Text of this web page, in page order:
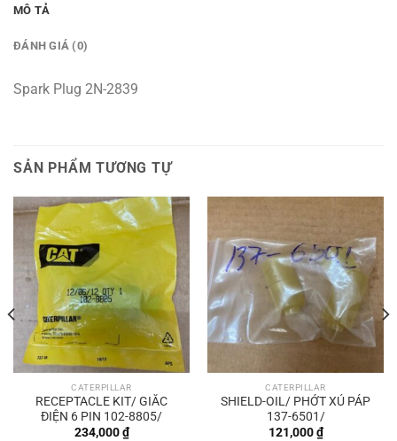
MÔ TẢ
ĐÁNH GIÁ (0)
Spark Plug 2N-2839
SẢN PHẨM TƯƠNG TỰ
CATERPILLAR
RECEPTACLE KIT/ GIẮC
ĐIỆN 6 PIN 102-8805/
234,000₫
CATERPILLAR
SHIELD-OIL/ PHỚT XÚ PÁP
137-6501/
121,000₫